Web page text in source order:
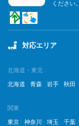
ください。
対応エリア
北海道・東北
北海道
青森 岩手 秋田
関東
東京
神奈川 埼玉 千葉